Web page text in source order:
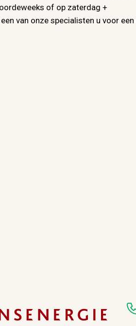
of op zaterdag +
van onze specialisten u voor een